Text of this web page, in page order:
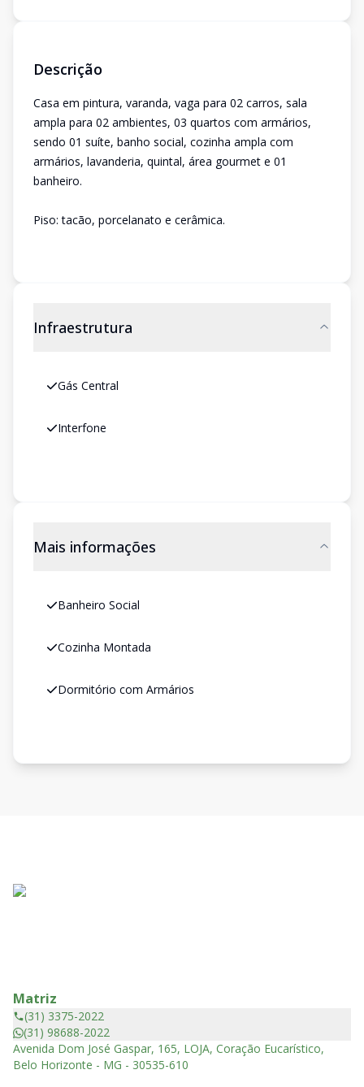
Descrição
Casa em pintura, varanda, vaga para 02 carros, sala
ampla para 02 ambientes, 03 quartos com armários,
sendo 01 suíte, banho social, cozinha ampla com
armários, lavanderia, quintal, área gourmet e 01
banheiro.
Piso: tacão, porcelanato e cerâmica.
Infraestrutura
Gás Central
Interfone
Mais informações
Banheiro Social
Cozinha Montada
Dormitório com Armários
Matriz
(31) 3375-2022
(31) 98688-2022
Avenida Dom José Gaspar, 165, LOJA, Coração Eucarístico,
Belo Horizonte - MG - 30535-610